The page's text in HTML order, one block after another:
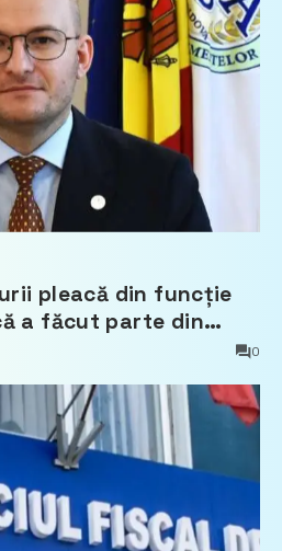
pleacă din funcție
a făcut parte din
0